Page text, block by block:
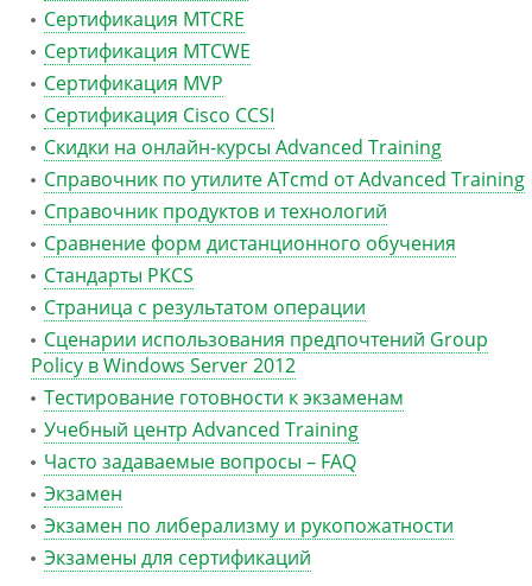
Сертификация MTCRE
Сертификация MTCWE
Сертификация MVP
Сертификация Сisco CCSI
Скидки на онлайн-курсы Advanced Training
Справочник по утилите ATcmd от Advanced Training
Справочник продуктов и технологий
Сравнение форм дистанционного обучения
Стандарты PKCS
Страница с результатом операции
Сценарии использования предпочтений Group
Policy в Windows Server 2012
Тестирование готовности к экзаменам
Учебный центр Advanced Training
Часто задаваемые вопросы – FAQ
Экзамен
Экзамен по либерализму и рукопожатности
Экзамены для сертификаций